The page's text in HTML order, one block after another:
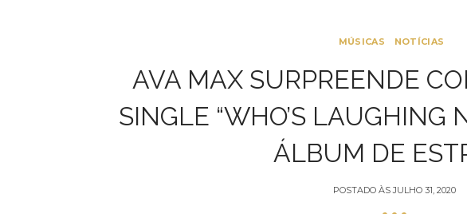
MÚSICAS NOTÍCIAS
AVA MAX SURPREENDE
SINGLE “WHO’S LAUGHING
ÁLBUM DE
POSTADO ÀSJULHO 31, 2020